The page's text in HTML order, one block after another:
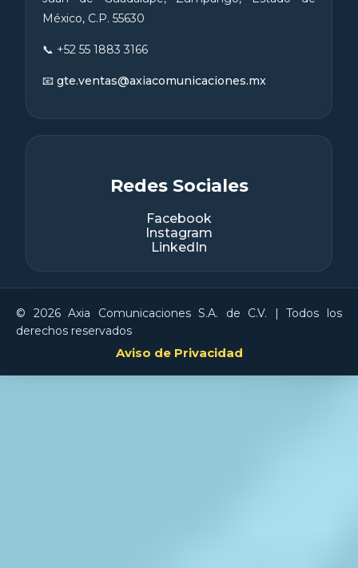
México, C.P. 55630
📞 +52 55 1883 3166
📧gte.ventas@axiacomunicaciones.mx
Redes Sociales
Facebook
Instagram
LinkedIn
© 2026 Axia Comunicaciones S.A. de C.V. | Todos los
derechos reservados
Aviso de Privacidad